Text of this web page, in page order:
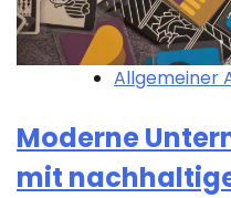
Allgemeiner
Moderne
mit